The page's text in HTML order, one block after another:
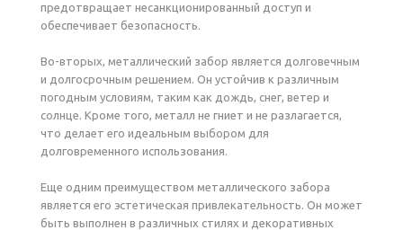
предотвращает несанкционированный доступ и
обеспечивает безопасность.
Во-вторых, металлический забор является долговечным
и долгосрочным решением. Он устойчив к различным
погодным условиям, таким как дождь, снег, ветер и
солнце. Кроме того, металл не гниет и не разлагается,
что делает его идеальным выбором для
долговременного использования.
Еще одним преимуществом металлического забора
является его эстетическая привлекательность. Он может
быть выполнен в различных стилях и декоративных